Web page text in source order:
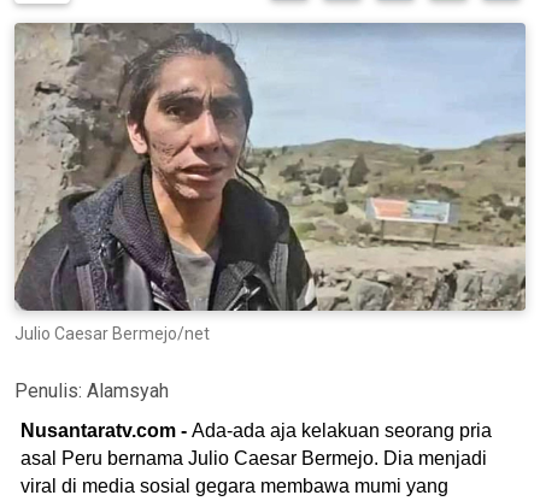
Julio Caesar Bermejo/net
Penulis: Alamsyah
Nusantaratv.com - Ada-ada aja kelakuan seorang pria
asal Peru bernama Julio Caesar Bermejo. Dia menjadi
viral di media sosial gegara membawa mumi yang